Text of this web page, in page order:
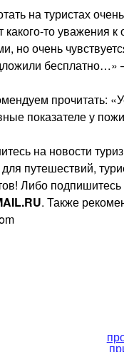
на туристах
то уважения
но очень
бесплатно…»
прочитать:
показателе у
на новости
путешествий,
Либо подпишитесь
. Также